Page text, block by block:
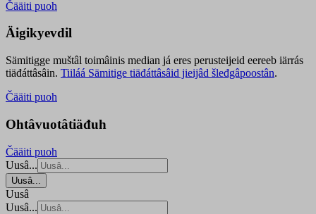
Čääiti puoh
Äigikyevdil
Sämitigge muštâl toimâinis median já eres perusteijeid eereeb iärrás
tiäđáttâsâin. Tiiláá Sämitige tiäđáttâsâid jieijâd šleđgâpoostân.
Čääiti puoh
Ohtâvuotâtiäđuh
Čääiti puoh
Uusâ...
Uusâ...
Uusâ
Uusâ...